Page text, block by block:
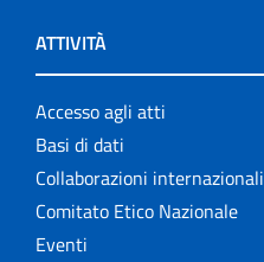
ATTIVITÀ
Accesso agli atti
Basi di dati
Collaborazioni internazionali
Comitato Etico Nazionale
Eventi